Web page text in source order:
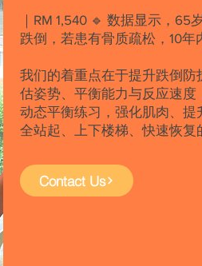
｜RM 1,540 🔹 数据显示，65
跌倒，若患有骨质疏松，10年
我们的着重点在于提升跌倒
估姿势、平衡能力与反应速度
动态平衡练习，强化肌肉、提
全站起、上下楼梯、快速恢复
Contact Us